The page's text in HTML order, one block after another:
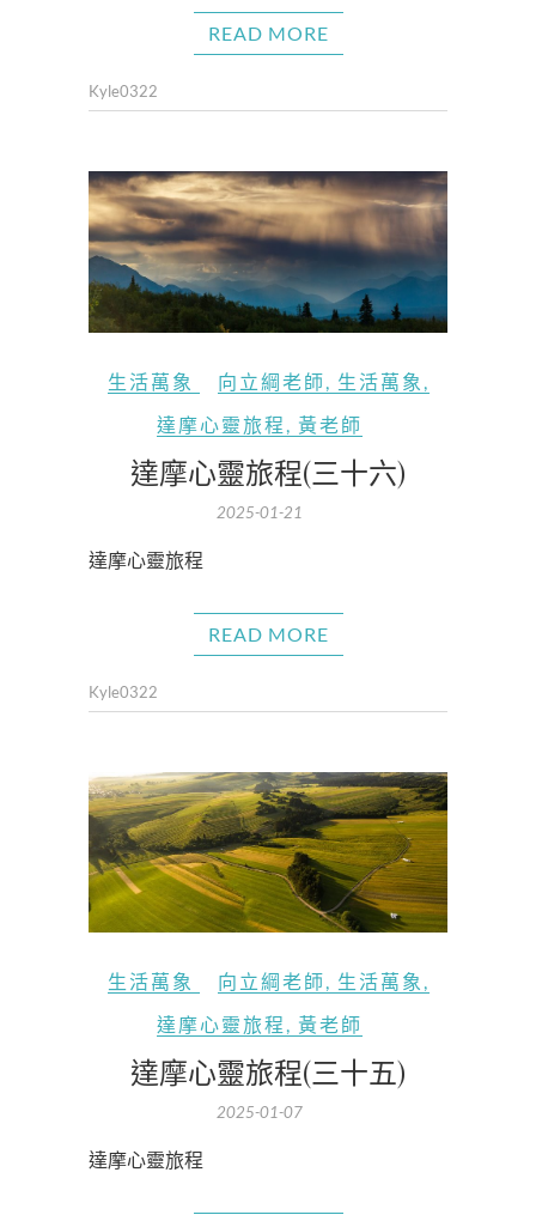
READ MORE
Kyle0322
生活萬象 向立綱老師 生活萬象
達摩心靈旅程
黃老師
達摩心靈旅程(三十六)
2025-01-21
達摩心靈旅程
READ MORE
Kyle0322
生活萬象 向立綱老師, 生活萬象 ,
達摩心靈旅程 , 黃老師
達摩心靈旅程(三十五)
2025-01-07
達摩心靈旅程